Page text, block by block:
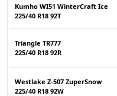
Kumho WI51 WinterCraft Ice
225/40 R18 92T
Triangle TR777
225/40 R18 92R
Westlake Z-507 ZuperSnow
225/40 R18 92W